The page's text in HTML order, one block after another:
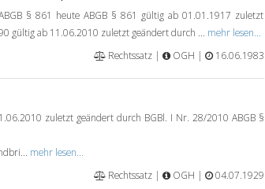
§ 861 heute ABGB § 861 gültig ab 01.01.1917 zuletzt
gültig ab 11.06.2010 zuletzt geändert durch ... mehr lesen...
Rechtssatz |
OGH | 16.06.1983
zuletzt geändert durch BGBl. I Nr. 28/2010 ABGB §
mehr lesen...
Rechtssatz |
OGH | 04.07.1929